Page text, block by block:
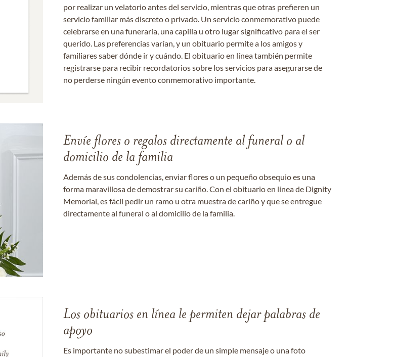
por realizar un velatorio antes del servicio, mientras que otras prefieren un
servicio familiar más discreto o privado. Un servicio conmemorativo puede
celebrarse en una funeraria, una capilla u otro lugar significativo para el ser
querido. Las preferencias varían, y un obituario permite a los amigos y
familiares saber dónde ir y cuándo. El obituario en línea también permite
registrarse para recibir recordatorios sobre los servicios para asegurarse de
no perderse ningún evento conmemorativo importante.
Envíe flores o regalos directamente al funeral o al
domicilio de la familia
Además de sus condolencias, enviar flores o un pequeño obsequio es una
forma maravillosa de demostrar su cariño. Con el obituario en línea de Dignity
Memorial, es fácil pedir un ramo u otra muestra de cariño y que se entregue
directamente al funeral o al domicilio de la familia.
Los obituarios en línea le permiten dejar palabras de
apoyo
Es importante no subestimar el poder de un simple mensaje o una foto